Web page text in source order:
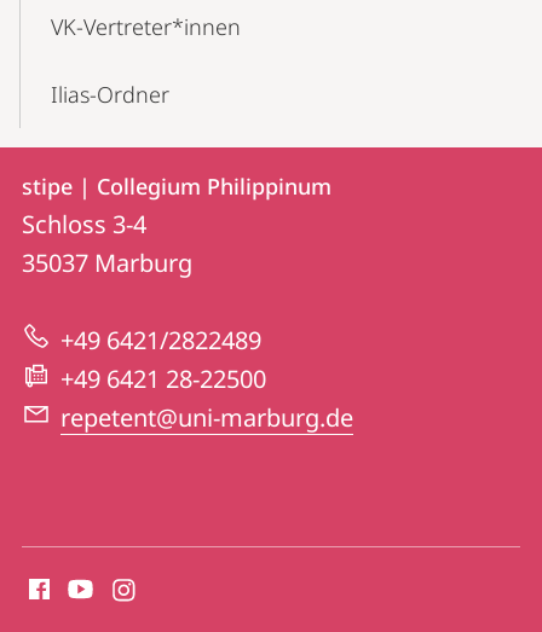
VK-Vertreter*innen
Ilias-Ordner
Kontakt
und
Informationen
zur
Website
Kontaktinformationen
stipe
|
Philippinum
stipe | Collegium Philippinum
Schloss 3-4
35037 Marburg
+49 6421/2822489
+49 6421 28-22500
repetent@uni-marburg.de
Media